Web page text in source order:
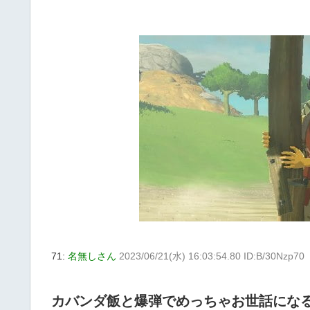
71: 名無しさん 2023/06/21(水) 16:03:54.80 ID:B/30Nzp70
カバンダ飯と爆弾でめっちゃお世話にな